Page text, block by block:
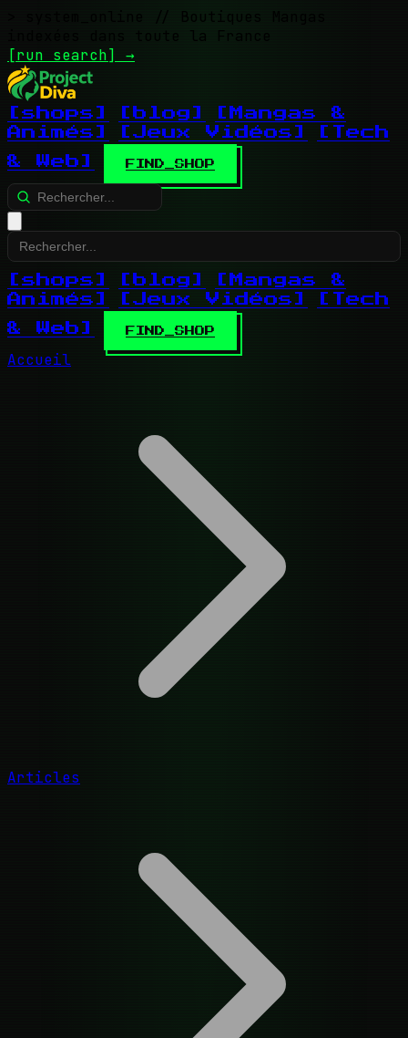
// Boutiques Mangas
indexées dans toute la France
[run search] →
[shops] [blog]
[Mangas &
Animés]
[Jeux Vidéos]
[Tech
& Web]
FIND_SHOP
[shops] [blog]
[Mangas &
Animés]
[Jeux Vidéos]
[Tech
& Web]
FIND_SHOP
Accueil
Articles